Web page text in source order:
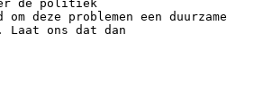
de politiek
deze problemen een duurzame
Laat ons dat dan